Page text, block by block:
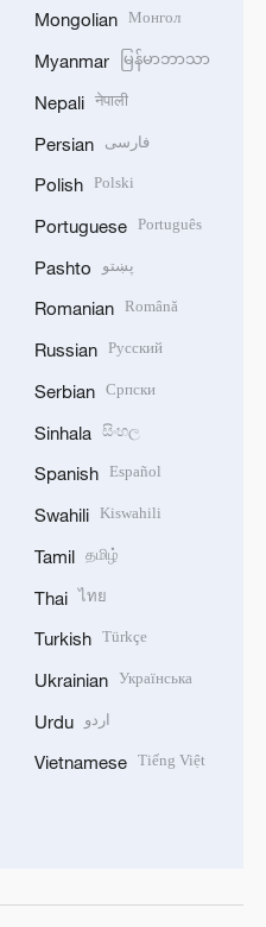
Mongolian Монгол
Myanmar မြန်မာဘာသာ
Nepali नेपाली
Persian فارسی
Polish Polski
Portuguese Português
Pashto پښتو
Romanian Română
Russian Русский
Serbian Српски
Sinhala සිංහල
Spanish Español
Swahili Kiswahili
Tamil தமிழ்
Thai ไทย
Turkish Türkçe
Ukrainian Українська
Urdu اردو
Vietnamese Tiếng Việt